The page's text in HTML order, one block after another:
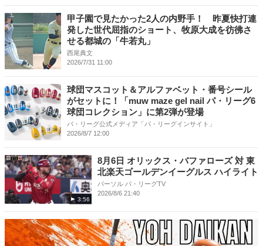
甲子園で見たかった2人の内野手！ 昨夏快打連
発した世代屈指のショート、牧原大成を彷彿さ
せる都城の「牛若丸」
西尾典文
2026/7/31 11:00
球団マスコット＆アルファベット・番号シール
がセットに！「muw maze gel nail パ・リーグ6
球団コレクション」に第2弾が登場
パ・リーグ公式メディア「パ・リーグインサイト」
2026/8/7 12:00
3:56
8月6日 オリックス・バファローズ 対 東
北楽天ゴールデンイーグルス ハイライト
パーソル パ・リーグTV
2026/8/6 21:40